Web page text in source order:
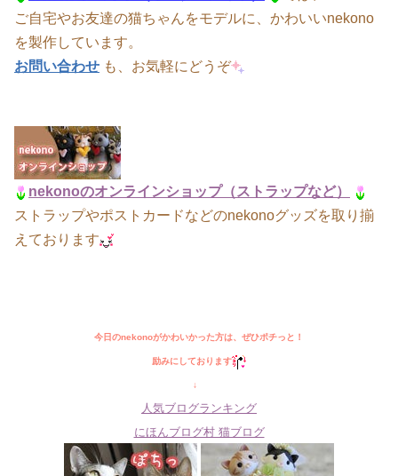
ご自宅やお友達の猫ちゃんをモデルに
、かわいいnekono
を製作しています。
お問い合わせ も、お気軽にどうぞ
nekonoのオンラインショップ（ストラップなど）
ストラップやポストカードなどのnekonoグッズを取り揃
えております
今日のnekonoがかわいかった方は、ぜひポチっと！
励みにしております
↓
人気ブログランキング
にほんブログ村 猫ブログ